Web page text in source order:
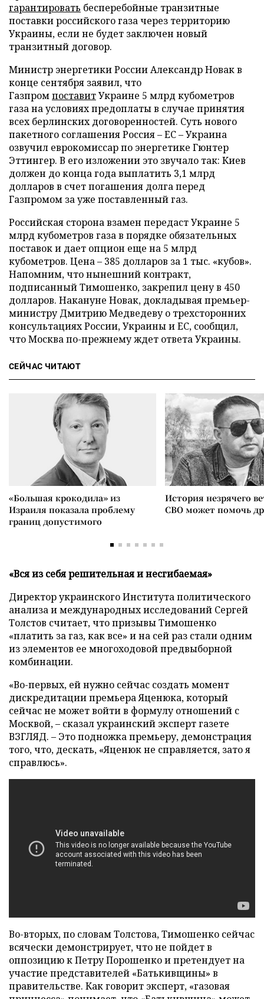
гарантировать бесперебойные транзитные
поставки российского газа через территорию
Украины, если не будет заключен новый
транзитный договор.
Министр энергетики России Александр Новак в
конце сентября заявил, что
ГазпромпоставитУкраине 5 млрд кубометров
газа на условиях предоплаты в случае принятия
всех берлинских договоренностей. Суть нового
пакетного соглашения Россия – ЕС – Украина
озвучил еврокомиссар по энергетике Гюнтер
Эттингер. В его изложении это звучало так: Киев
должен до конца года выплатить 3,1 млрд
долларов в счет погашения долга перед
Газпромом за уже поставленный газ.
Российская сторона взамен передаст Украине 5
млрд кубометров газа в порядке обязательных
поставок и дает опцион еще на 5 млрд
кубометров. Цена – 385 долларов за 1 тыс. «кубов».
Напомним, что нынешний контракт,
подписанный Тимошенко, закрепил цену в 450
долларов. Накануне Новак, докладывая премьер-
министру Дмитрию Медведеву о трехсторонних
консультациях России, Украины и ЕС, сообщил,
что Москва по-прежнему ждет ответа Украины.
СЕЙЧАС ЧИТАЮТ
«Большая крокодила» из
Израиля показала проблему
границ допустимого
История незрячего
СВО может помочь
«Вся из себя решительная и несгибаемая»
Директор украинского Института политического
анализа и международных исследований Сергей
Толстов считает, что призывы Тимошенко
«платить за газ, как все» и на сей раз стали одним
из элементов ее многоходовой предвыборной
комбинации.
«Во-первых, ей нужно сейчас создать момент
дискредитации премьера Яценюка, который
сейчас не может войти в формулу отношений с
Москвой, – сказал украинский эксперт газете
ВЗГЛЯД. – Это подножка премьеру, демонстрация
того, что, дескать, «Яценюк не справляется, зато я
справлюсь».
Во-вторых, по словам Толстова, Тимошенко сейчас
всячески демонстрирует, что не пойдет в
оппозицию к Петру Порошенко и претендует на
участие представителей «Батькивщины» в
правительстве. Как говорит эксперт, «газовая